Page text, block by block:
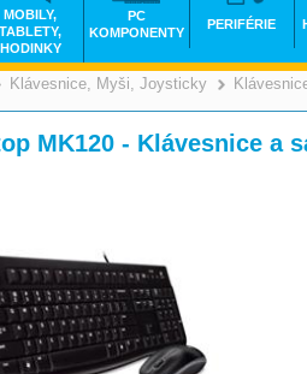
Klávesnice, Myši, Joysticky
MK120 - Klávesnice a
MOBILY,
TABLETY,
HODINKY
PC
KOMPONENTY
PERIFÉRIE